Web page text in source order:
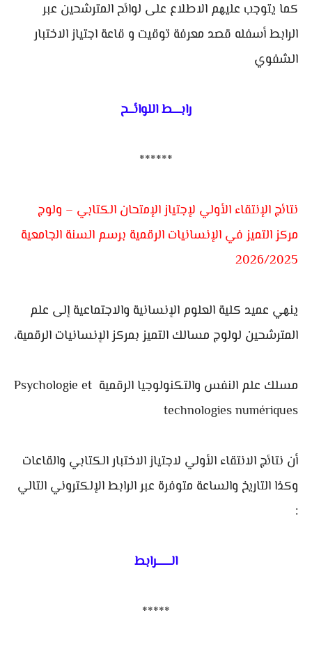
كما يتوجب عليهم الاطلاع على لوائح المترشحين عبر
الرابط أسفله قصد معرفة توقيت و قاعة اجتياز الاختبار
الشفوي
رابــــط اللوائـــح
******
نتائج الإنتقاء الأولي لإجتياز الإمتحان الكتابي – ولوج
مركز التميز في الإنسانيات الرقمية برسم السنة الجامعية
2026/2025
ينهي عميد كلية العلوم الإنسانية والاجتماعية إلى علم
المترشحين لولوج مسالك التميز بمركز الإنسانيات الرقمية،
مسلك علم النفس والتكنولوجيا الرقمية Psychologie et
technologies numériques
أن نتائج الانتقاء الأولي لاجتياز الاختبار الكتابي والقاعات
وكذا التاريخ والساعة متوفرة عبر الرابط الإلكتروني التالي
:
الـــــــرابط
*****